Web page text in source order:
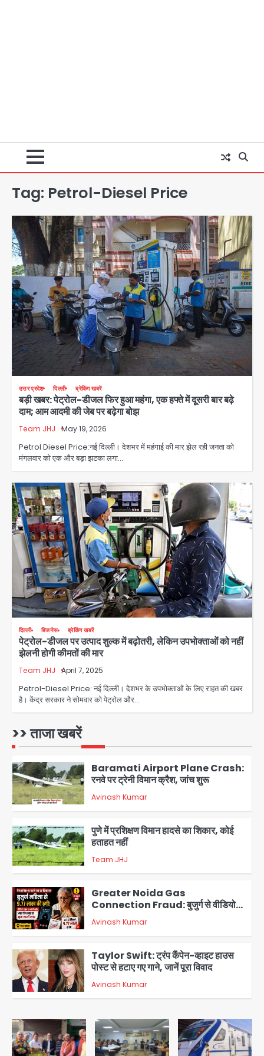
Tag: Petrol-Diesel Price
उत्तर प्रदेश दिल्ली ब्रेकिंग खबरें
बड़ी खबर: पेट्रोल-डीजल फिर हुआ महंगा, एक हफ्ते में दूसरी बार बढ़े
दाम; आम आदमी की जेब पर बढ़ेगा बोझ
Team JHJ May 19, 2026
Petrol Diesel Price:नई दिल्ली। देशभर में महंगाई की मार झेल रही जनता को
मंगलवार को एक और बड़ा झटका लगा…
दिल्ली बिजनेस ब्रेकिंग खबरें
पेट्रोल-डीजल पर उत्पाद शुल्क में बढ़ोतरी, लेकिन उपभोक्ताओं को नहीं
झेलनी होगी कीमतों की मार
Team JHJ April 7, 2025
Petrol-Diesel Price: नई दिल्ली। देशभर के उपभोक्ताओं के लिए राहत की खबर
है। केंद्र सरकार ने सोमवार को पेट्रोल और…
>> ताजा खबरें
2
Baramati Airport Plane Crash:
रनवे पर ट्रेनी विमान क्रैश, जांच शुरू
Avinash Kumar
3
पुणे में प्रशिक्षण विमान हादसे का शिकार, कोई
हताहत नहीं
Team JHJ
4
Greater Noida Gas
Connection Fraud: बुजुर्ग से वीडियो
कॉल पर 9.77 लाख की साइबर फ्रॉड
Avinash Kumar
Taylor Swift: ट्रंप कैंपेन-व्हाइट हाउस
पोस्ट से हटाए गए गाने, जानें पूरा विवाद
Avinash Kumar
1
Air India Phuket Delhi flight:
2
Baramati Airport Plane Crash:
रनवे पर ट्रेनी विमान क्रैश, जांच शुरू
Avinash Kumar
3
पुणे में प्रशिक्षण विमान हादसे का शिकार, कोई
हताहत नहीं
Team JHJ
4
Greater Noida Gas
Connection Fraud: बुजुर्ग से वीडियो
कॉल पर 9.77 लाख की साइबर फ्रॉड
Avinash Kumar
5
Taylor Swift: ट्रंप कैंपेन-व्हाइट हाउस
पोस्ट से हटाए गए गाने, जानें पूरा विवाद
Avinash Kumar
Air India Phuket Delhi flight:
कैप्टन का डोप टेस्ट पॉजिटिव, 17 घायल;
DGCA जांच जारी
Avinash Kumar